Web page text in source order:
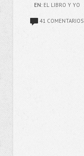
EN: EL LIBRO Y YO
41 COMENTARIOS